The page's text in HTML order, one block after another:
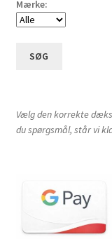
Mærke:
SØG
Vælg den korrekte
du spørgsmål, står vi